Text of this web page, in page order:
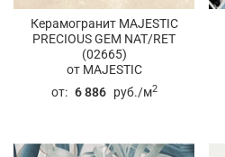
Керамогранит MAJESTIC
PRECIOUS GEM NAT/RET
(02665)
от MAJESTIC
от: 6 886 руб./м2